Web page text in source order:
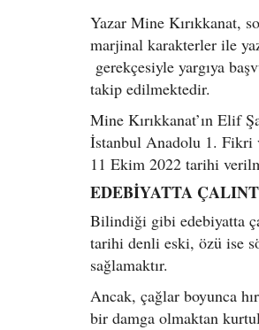
Yazar Mine Kırıkkanat,
marjinal karakterler ile
gerekçesiyle yargıya
takip edilmektedir.
Mine Kırıkkanat’ın Elif
İstanbul Anadolu 1. Fikri
11 Ekim 2022 tarihi
EDEBİYATTA
Bilindiği gibi edebiyatta
tarihi denli eski, özü ise
sağlamaktır.
Ancak, çağlar boyunca
bir damga olmaktan